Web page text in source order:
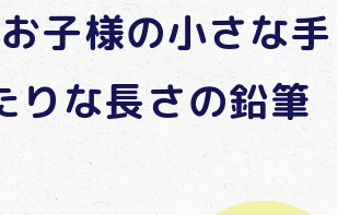
子様の小さな
りな長さの鉛筆